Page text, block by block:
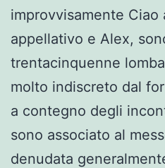
improvvisamente Ciao
appellativo e Alex,
trentacinquenne
molto indiscreto dal
a contegno degli
sono associato al
denudata